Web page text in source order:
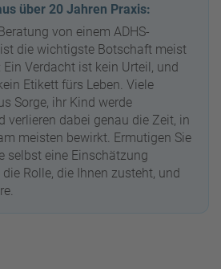
über 20 Jahren Praxis:
von einem ADHS-
die wichtigste Botschaft meist
Verdacht ist kein Urteil, und
Etikett fürs Leben. Viele
Sorge, ihr Kind werde
verlieren dabei genau die Zeit, in
meisten bewirkt. Ermutigen Sie
selbst eine Einschätzung
Rolle, die Ihnen zusteht, und